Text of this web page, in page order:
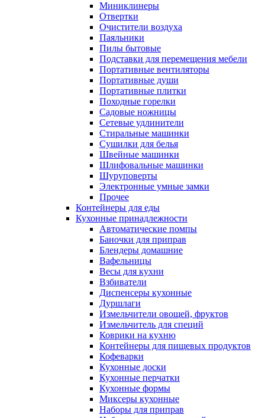
Миниклинеры
Отвертки
Очистители воздуха
Паяльники
Пилы бытовые
Подставки для перемещения мебели
Портативные вентиляторы
Портативные души
Портативные плитки
Походные горелки
Садовые ножницы
Сетевые удлинители
Стиральные машинки
Сушилки для белья
Швейные машинки
Шлифовальные машинки
Шуруповерты
Электронные умные замки
Прочее
Контейнеры для еды
Кухонные принадлежности
Автоматические помпы
Баночки для приправ
Блендеры домашние
Вафельницы
Весы для кухни
Взбиватели
Диспенсеры кухонные
Дуршлаги
Измельчители овощей, фруктов
Измельчитель для специй
Коврики на кухню
Контейнеры для пищевых продуктов
Кофеварки
Кухонные доски
Кухонные перчатки
Кухонные формы
Миксеры кухонные
Наборы для приправ